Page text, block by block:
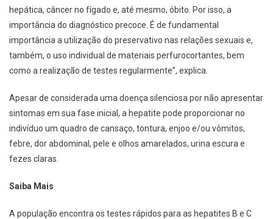
hepática, câncer no fígado e, até mesmo, óbito. Por isso, a
importância do diagnóstico precoce. É de fundamental
importância a utilização do preservativo nas relações sexuais e,
também, o uso individual de materiais perfurocortantes, bem
como a realização de testes regularmente”, explica.
Apesar de considerada uma doença silenciosa por não apresentar
sintomas em sua fase inicial, a hepatite pode proporcionar no
indivíduo um quadro de cansaço, tontura, enjoo e/ou vômitos,
febre, dor abdominal, pele e olhos amarelados, urina escura e
fezes claras.
Saiba Mais
A população encontra os testes rápidos para as hepatites B e C